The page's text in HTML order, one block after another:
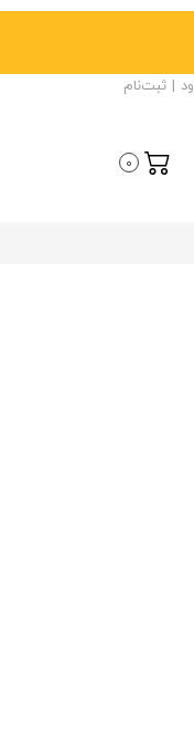
| ثبت‌نام
0